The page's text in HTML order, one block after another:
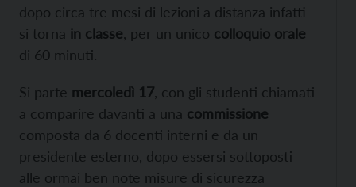
dopo circa tre mesi di lezioni a distanza infatti
si torna in classe , per un unico colloquio orale
di 60 minuti.
Si parte mercoledì 17 , con gli studenti chiamati
a comparire davanti a una commissione
composta da 6 docenti interni e da un
presidente esterno, dopo essersi sottoposti
alle ormai ben note misure di sicurezza